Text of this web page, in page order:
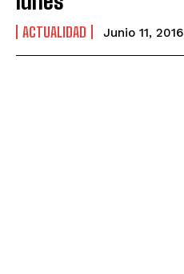
ACTUALIDAD Junio 11, 2016